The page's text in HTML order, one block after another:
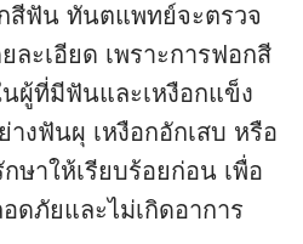
สีฟัน ทันตแพทย์จะตรวจ
ละเอียด เพราะการฟอกสี
ผู้ที่มีฟันและเหงือกแข็ง
งฟันผุ เหงือกอักเสบ หรือ
ษาให้เรียบร้อยก่อน เพื่อ
ดภัยและไม่เกิดอาการ